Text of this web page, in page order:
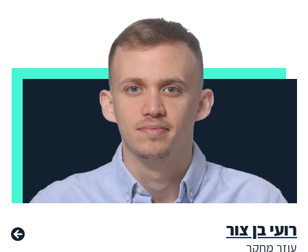
רועי בן צור
עוזר מחקר